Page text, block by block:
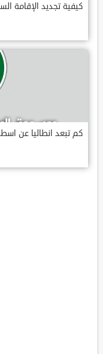
كيفية تجديد الإقامة
كم تبعد انطاليا عن